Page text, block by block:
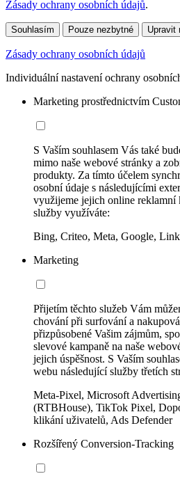
Zásady ochrany osobních údajů.
Souhlasím Pouze nezbytné Upravit
Zásady ochrany osobních údajů
Individuální nastavení ochrany
Marketing prostřednictvím
S Vaším souhlasem Vás také
mimo naše webové stránky a
produkty. Za tímto účelem
osobní údaje s následujícími
využijeme jejich online reklamní
služby využíváte:
Bing, Criteo, Meta, Google,
Marketing
Přijetím těchto služeb Vám
chování při surfování a
přizpůsobené Vašim zájmům,
slevové kampaně na naše
jejich úspěšnost. S Vaším
webu následující služby třetích
Meta-Pixel, Microsoft
(RTBHouse), TikTok Pixel,
klikání uživatelů, Ads Defender
Rozšířený Conversion-Tracking